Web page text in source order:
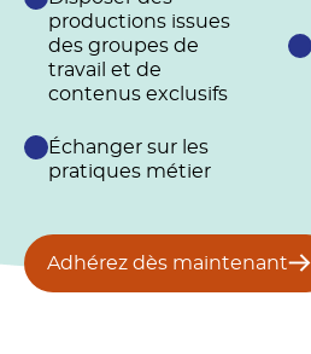
productions issues
des groupes de
travail et de
contenus exclusifs
Échanger sur les
pratiques métier
Adhérez dès maintenant